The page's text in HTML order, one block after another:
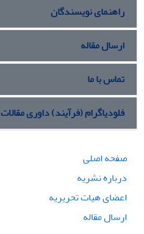
راهنمای نویسندگان
ارسال مقاله
تماس با ما
فلودیاگرام (فرآیند) داوری مقالات
صفحه اصلی
درباره نشریه
اعضای هیات تحریریه
ارسال مقاله